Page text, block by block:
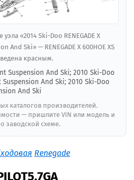
«2014 Ski-Doo RENEGADE X
And Ski» — RENEGADE X 600HOE XS
красным.
Suspension And Ski; 2010 Ski-Doo
Suspension And Ski; 2010 Ski-Doo
And Ski
каталогов производителей.
— пришлите VIN или модель и
заводской схеме.
Renegade